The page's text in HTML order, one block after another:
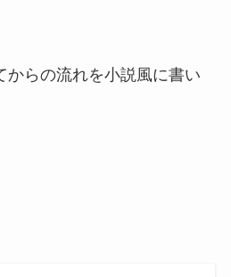
からの流れを小説風に書い